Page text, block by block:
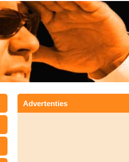
Advertenties